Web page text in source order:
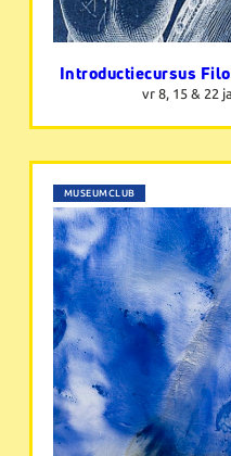
Introductiecursus
vr 8, 15 & 22
MUSEUMCLUB